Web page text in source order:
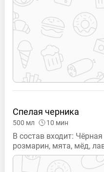
Спелая черника
500 мл 10 мин
В состав входит:
розмарин, мята, мёд,